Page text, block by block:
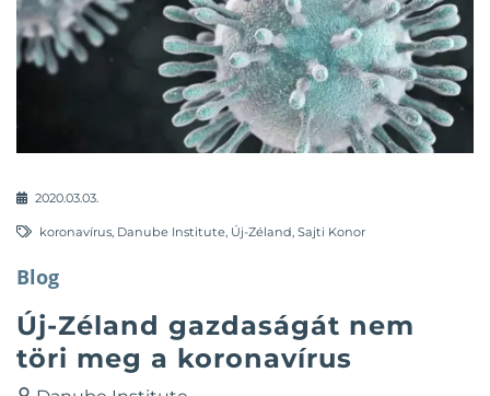
2020.03.03.
koronavírus, Danube Institute, Új-Zéland, Sajti Konor
Blog
Új-Zéland gazdaságát nem
töri meg a koronavírus